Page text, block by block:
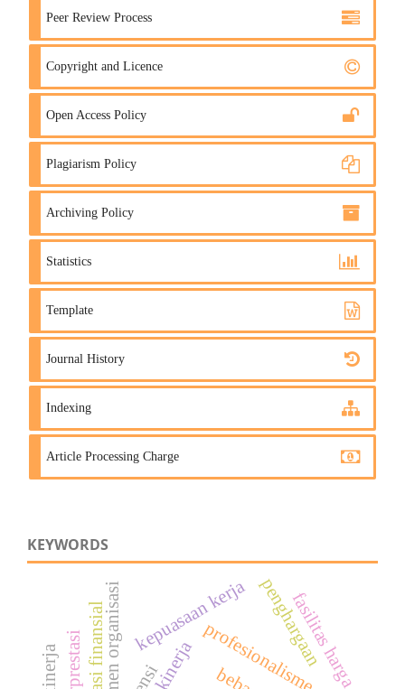
Peer Review Process
Copyright and Licence
Open Access Policy
Plagiarism Policy
Archiving Policy
Statistics
Template
Journal History
Indexing
Article Processing Charge
KEYWORDS
kepuasaan kerja
profesionalisme guru
penghargaan
fasilitas harga